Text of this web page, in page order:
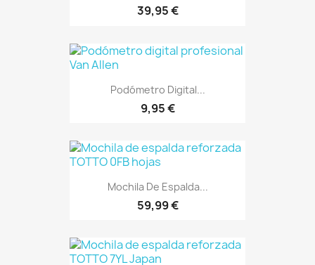
39,95 €
Podómetro Digital...
9,95 €
Mochila De Espalda...
59,99 €